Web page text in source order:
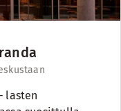
lasten